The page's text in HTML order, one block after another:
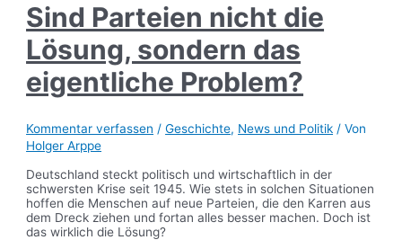
Sind Parteien nicht die
Lösung, sondern das
eigentliche Problem?
Kommentar verfassen /Geschichte, News und Politik / Von
Holger Arppe
Deutschland steckt politisch und wirtschaftlich in der
schwersten Krise seit 1945. Wie stets in solchen Situationen
hoffen die Menschen auf neue Parteien, die den Karren aus
dem Dreck ziehen und fortan alles besser machen. Doch ist
das wirklich die Lösung?